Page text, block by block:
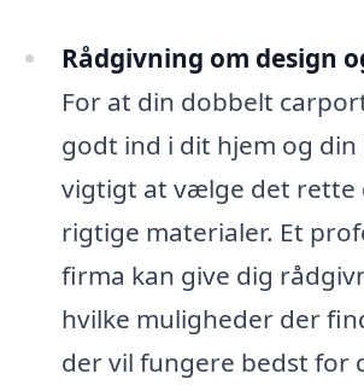
Rådgivning om design
For at din dobbelt
godt ind i dit hjem og din
vigtigt at vælge det rette
rigtige materialer. Et
firma kan give dig
hvilke muligheder der
der vil fungere bedst for